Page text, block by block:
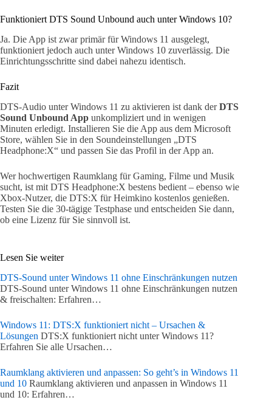
Funktioniert DTS Sound Unbound auch unter Windows 10?
Ja. Die App ist zwar primär für Windows 11 ausgelegt,
funktioniert jedoch auch unter Windows 10 zuverlässig. Die
Einrichtungsschritte sind dabei nahezu identisch.
Fazit
DTS-Audio unter Windows 11 zu aktivieren ist dank derDTS
Sound Unbound App unkompliziert und in wenigen
Minuten erledigt. Installieren Sie die App aus dem Microsoft
Store, wählen Sie in den Soundeinstellungen „DTS
Headphone:X“ und passen Sie das Profil in der App an.
Wer hochwertigen Raumklang für Gaming, Filme und Musik
sucht, ist mit DTS Headphone:X bestens bedient – ebenso wie
Xbox-Nutzer, die DTS:X für Heimkino kostenlos genießen.
Testen Sie die 30-tägige Testphase und entscheiden Sie dann,
ob eine Lizenz für Sie sinnvoll ist.
Lesen Sie weiter
DTS-Sound unter Windows 11 ohne Einschränkungen nutzen
DTS-Sound unter Windows 11 ohne Einschränkungen nutzen
& freischalten: Erfahren…
Windows 11: DTS:X funktioniert nicht – Ursachen &
Lösungen DTS:X funktioniert nicht unter Windows 11?
Erfahren Sie alle Ursachen…
Raumklang aktivieren und anpassen: So geht’s in Windows 11
und 10 Raumklang aktivieren und anpassen in Windows 11
und 10: Erfahren…